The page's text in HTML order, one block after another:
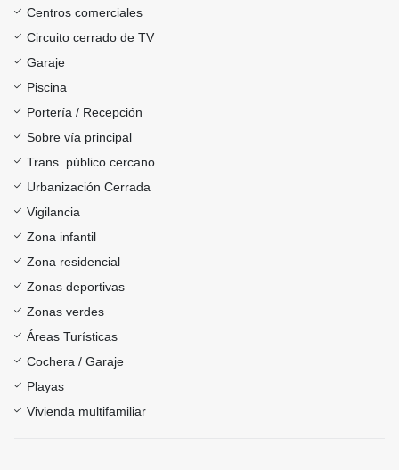
Centros comerciales
Circuito cerrado de TV
Garaje
Piscina
Portería / Recepción
Sobre vía principal
Trans. público cercano
Urbanización Cerrada
Vigilancia
Zona infantil
Zona residencial
Zonas deportivas
Zonas verdes
Áreas Turísticas
Cochera / Garaje
Playas
Vivienda multifamiliar